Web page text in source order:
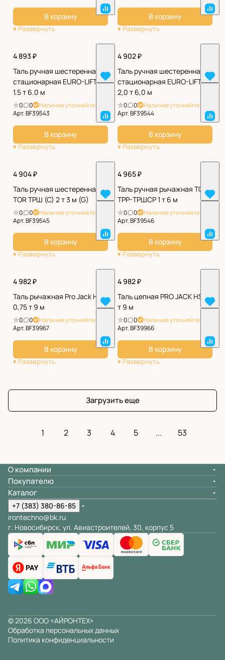
В корзину В корзину
4 893 ₽
Таль ручная шестеренная
стационарная EURO-LIFT ТВ
1.5 т 6.0 м
0 0
Наличие уточняйте
Арт.BF39543
В корзину
4 902 ₽
Таль ручная шестеренная
стационарная EURO-LIFT ТВ
2,0 т 6,0 м
0 0
Наличие уточняйте
Арт.BF39544
В корзину
4 904 ₽
Таль ручная шестеренная
TOR ТРШ (C) 2 т 3 м (G)
0 0
Наличие уточняйте
Арт.BF39545
В корзину
4 965 ₽
Таль ручная рычажная TOR
ТРР-ТРШСР 1 т 6 м
0 0
Наличие уточняйте
Арт.BF39546
В корзину
4 982 ₽
Таль рычажная Pro Jack HSH
0,75 т 9 м
0 0
Наличие уточняйте
Арт.BF39967
В корзину
4 982 ₽
Таль цепная PRO JACK HSC 1
т 9 м
0 0
Наличие уточняйте
Арт.BF39966
В корзину
Загрузить еще
1 2 3 4 5 ... 53
О компании
Покупателю
Каталог
+7 (383) 380-86-85
irontechno@bk.ru
г. Новосибирск, ул. Авиастроителей, 30, корпус 5
© 2026 ООО «АЙРОНТЕХ»
Обработка персональных данных
Политика конфиденциальности